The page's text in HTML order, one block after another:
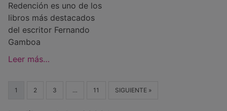
Redención es uno de los
libros más destacados
del escritor Fernando
Gamboa
Leer más…
1 2 3 … 11 SIGUIENTE »